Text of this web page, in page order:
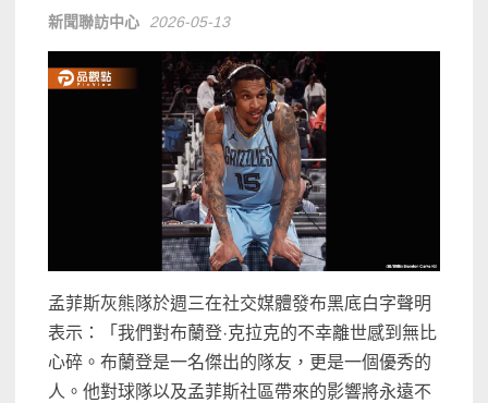
新聞聯訪中心 2026-05-13
孟菲斯灰熊隊於週三在社交媒體發布黑底白字聲明
表示：「我們對布蘭登·克拉克的不幸離世感到無比
心碎。布蘭登是一名傑出的隊友，更是一個優秀的
人。他對球隊以及孟菲斯社區帶來的影響將永遠不